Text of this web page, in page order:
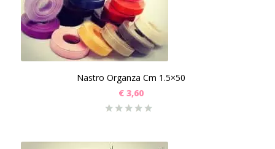
Nastro Organza Cm 1.5×50
€ 3,60